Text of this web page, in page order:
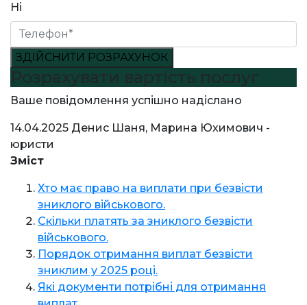
Ні
ЗДІЙСНИТИ РОЗРАХУНОК
Розрахувати вартість послуг
Ваше повідомлення успішно надіслано
14.04.2025 Денис Шаня, Марина Юхимович -
юристи
Зміст
Хто має право на виплати при безвісти
зниклого військового.
Скільки платять за зниклого безвісти
військового.
Порядок отримання виплат безвісти
зниклим у 2025 році.
Які документи потрібні для отримання